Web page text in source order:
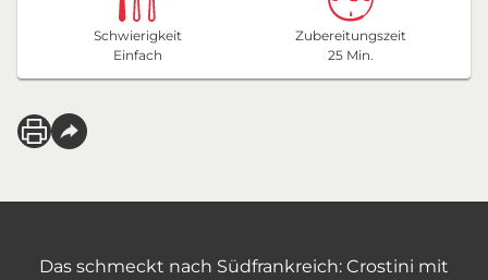
Schwierigkeit
Einfach
Zubereitungszeit
25 Min.
Das schmeckt nach Südfrankreich: Crostini mit